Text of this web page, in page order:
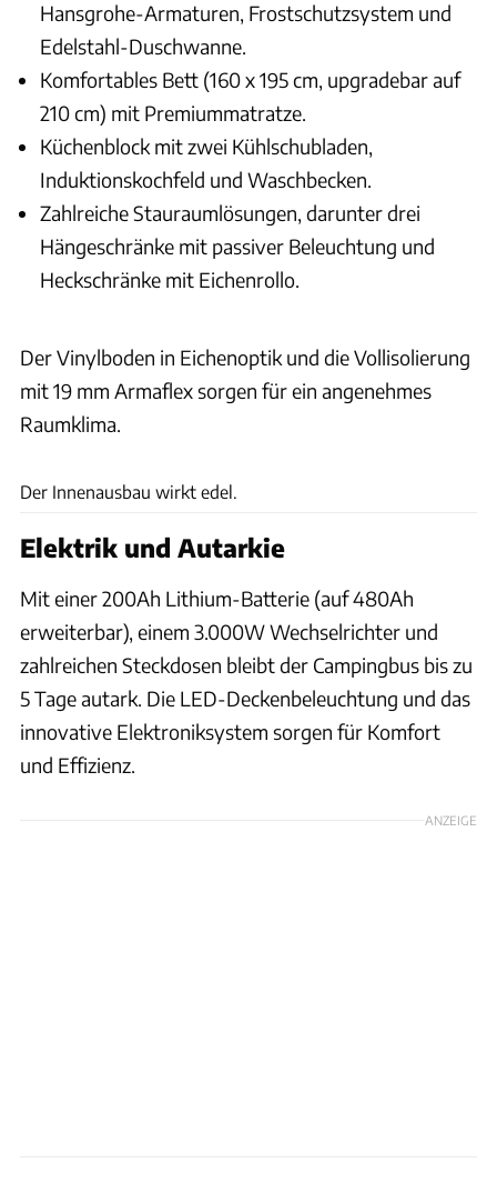
Hansgrohe-Armaturen, Frostschutzsystem und
Edelstahl-Duschwanne.
Komfortables Bett (160 x 195 cm, upgradebar auf
210 cm) mit Premiummatratze.
Küchenblock mit zwei Kühlschubladen,
Induktionskochfeld und Waschbecken.
Zahlreiche Stauraumlösungen, darunter drei
Hängeschränke mit passiver Beleuchtung und
Heckschränke mit Eichenrollo.
Der Vinylboden in Eichenoptik und die Vollisolierung
mit 19 mm Armaflex sorgen für ein angenehmes
Raumklima.
Der Innenausbau wirkt edel.
Elektrik und Autarkie
Mit einer 200Ah Lithium-Batterie (auf 480Ah
erweiterbar), einem 3.000W Wechselrichter und
zahlreichen Steckdosen bleibt der Campingbus bis zu
5 Tage autark. Die LED-Deckenbeleuchtung und das
innovative Elektroniksystem sorgen für Komfort
und Effizienz.
ANZEIGE